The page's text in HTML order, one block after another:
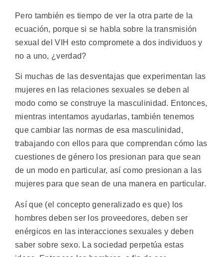
Pero también es tiempo de ver la otra parte de la
ecuación, porque si se habla sobre la transmisión
sexual del VIH esto compromete a dos individuos y
no a uno, ¿verdad?
Si muchas de las desventajas que experimentan las
mujeres en las relaciones sexuales se deben al
modo como se construye la masculinidad. Entonces,
mientras intentamos ayudarlas, también tenemos
que cambiar las normas de esa masculinidad,
trabajando con ellos para que comprendan cómo las
cuestiones de género los presionan para que sean
de un modo en particular, así como presionan a las
mujeres para que sean de una manera en particular.
Así que (el concepto generalizado es que) los
hombres deben ser los proveedores, deben ser
enérgicos en las interacciones sexuales y deben
saber sobre sexo. La sociedad perpetúa estas